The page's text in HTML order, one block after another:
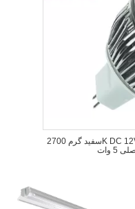
سفید گرم 2700K DC 12V GU5.3 / MR16 LED نور لامپ برای